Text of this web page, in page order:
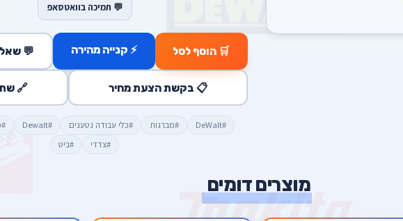
💬 תמיכה בוואטסאפ
🛒 הוסף לסל ⚡ קנייה מהירה 💬
📋 בקשת הצעת מחיר 🔗
#DeWalt #מברגות #כלי עבודה נטענים #Dewalt
#צדדי
#ביט
מוצרים דומים